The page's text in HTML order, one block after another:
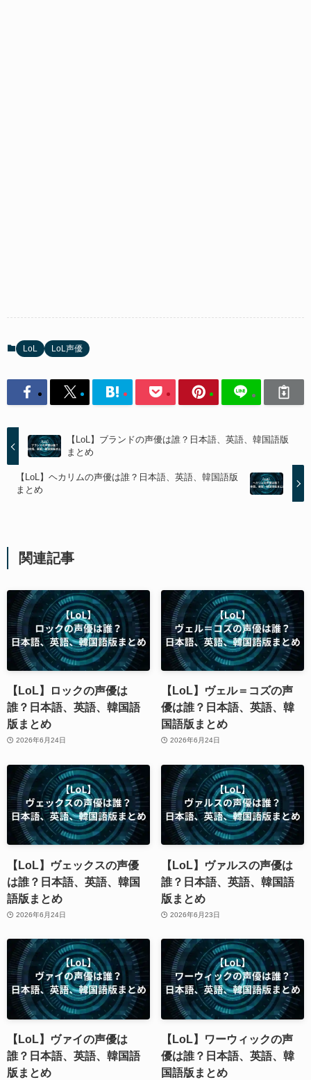
LoL LoL声優
【LoL】ブランドの声優は誰？日本語、英語、韓国語版
まとめ
【LoL】ヘカリムの声優は誰？日本語、英語、韓国語版
まとめ
関連記事
【LoL】ロックの声優は
誰？日本語、英語、韓国語
版まとめ
2026年6月24日
【LoL】ヴェル＝コズの声
優は誰？日本語、英語、韓
国語版まとめ
2026年6月24日
【LoL】ヴェックスの声優
は誰？日本語、英語、韓国
語版まとめ
2026年6月24日
【LoL】ヴァルスの声優は
誰？日本語、英語、韓国語
版まとめ
2026年6月23日
【LoL】ヴァイの声優は
誰？日本語、英語、韓国語
版まとめ
【LoL】ワーウィックの声
優は誰？日本語、英語、韓
国語版まとめ